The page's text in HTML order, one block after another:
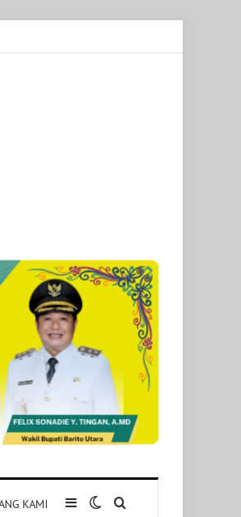
KAMI SidebarSwitch skin
Pencarian untuk